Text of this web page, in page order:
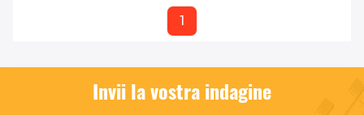
1
Invii la vostra indagine